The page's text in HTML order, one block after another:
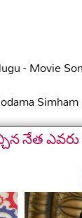
- Movie
Simham
నేత ఎవరు